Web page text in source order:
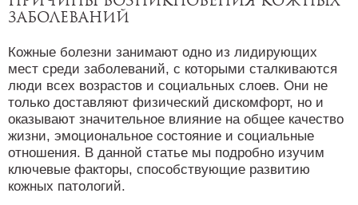
заболеваний
Кожные болезни занимают одно из лидирующих
мест среди заболеваний, с которыми сталкиваются
люди всех возрастов и социальных слоев. Они не
только доставляют физический дискомфорт, но и
оказывают значительное влияние на общее качество
жизни, эмоциональное состояние и социальные
отношения. В данной статье мы подробно изучим
ключевые факторы, способствующие развитию
кожных патологий.